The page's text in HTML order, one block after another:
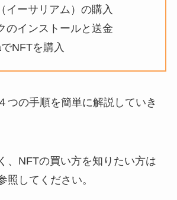
ーサリアム）の購入
インストールと送金
NFTを購入
つの手順を簡単に解説していき
、NFTの買い方を知りたい方は
照してください。